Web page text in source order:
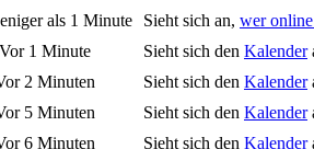
als 1 Minute Sieht sich an, wer
Vor 1 Minute Sieht sich den Kalender
2 Minuten Sieht sich den Kalender
5 Minuten Sieht sich den Kalender
6 Minuten Sieht sich den Kalender